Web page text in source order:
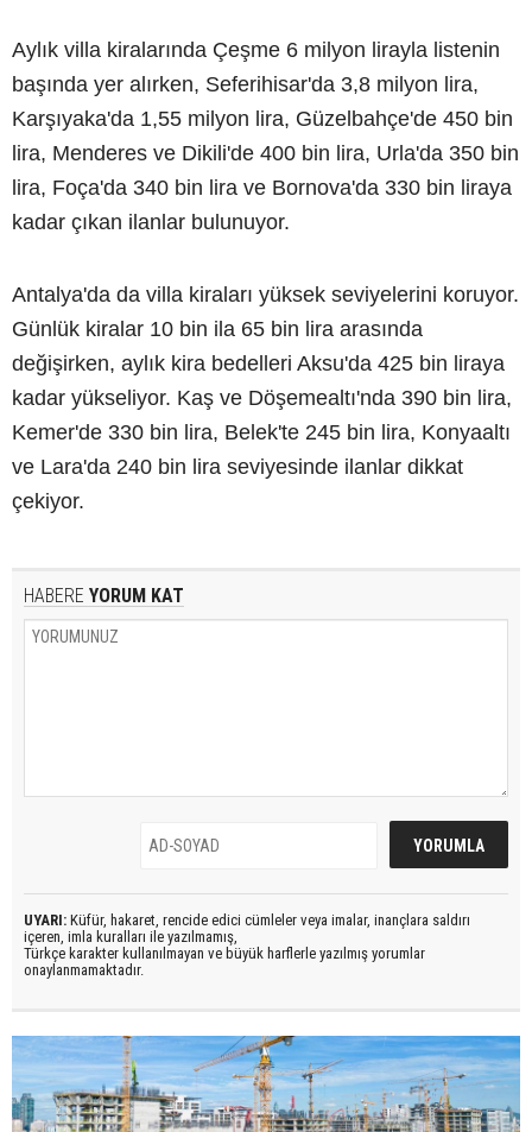
Aylık villa kiralarında Çeşme 6 milyon lirayla listenin
başında yer alırken, Seferihisar'da 3,8 milyon lira,
Karşıyaka'da 1,55 milyon lira, Güzelbahçe'de 450 bin
lira, Menderes ve Dikili'de 400 bin lira, Urla'da 350 bin
lira, Foça'da 340 bin lira ve Bornova'da 330 bin liraya
kadar çıkan ilanlar bulunuyor.
Antalya'da da villa kiraları yüksek seviyelerini koruyor.
Günlük kiralar 10 bin ila 65 bin lira arasında
değişirken, aylık kira bedelleri Aksu'da 425 bin liraya
kadar yükseliyor. Kaş ve Döşemealtı'nda 390 bin lira,
Kemer'de 330 bin lira, Belek'te 245 bin lira, Konyaaltı
ve Lara'da 240 bin lira seviyesinde ilanlar dikkat
çekiyor.
HABERE YORUM KAT
UYARI: Küfür, hakaret, rencide edici cümleler veya imalar, inançlara saldırı
içeren, imla kuralları ile yazılmamış,
Türkçe karakter kullanılmayan ve büyük harflerle yazılmış yorumlar
onaylanmamaktadır.